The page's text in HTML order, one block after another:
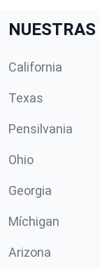
California
Texas
Pensilvania
Ohio
Georgia
Míchigan
Arizona